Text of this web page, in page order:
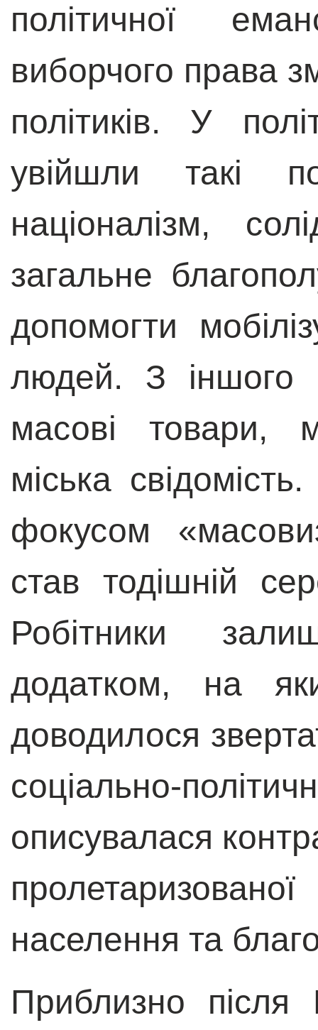
політичної
виборчого права
політиків. У
увійшли такі
націоналізм,
загальне
допомогти
людей. З іншого
масові товари,
міська
фокусом
став тодішній
Робітники
додатком, на
доводилося
соціально-
описувалася
населення та
Приблизно після